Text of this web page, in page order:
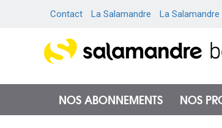
Contact La Salamandre La
NOS ABONNEMENTS NOS